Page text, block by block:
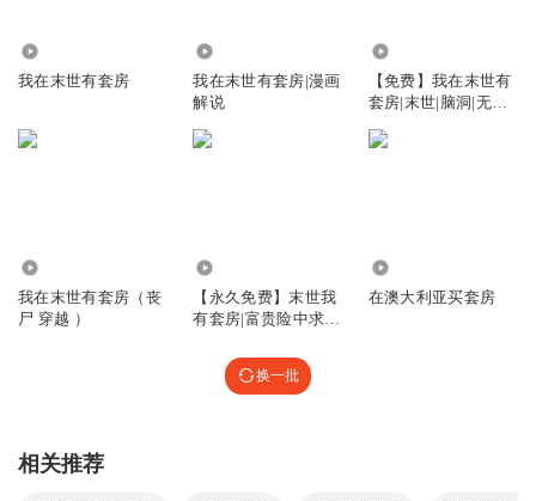
我在末世有套房
我在末世有套房|漫画
解说
【免费】我在末世有
套房|末世|脑洞|无女
我在末世有套房（丧
尸 穿越 ）
【永久免费】末世我
有套房|富贵险中求|
在澳大利亚买套房
换一批
相关推荐